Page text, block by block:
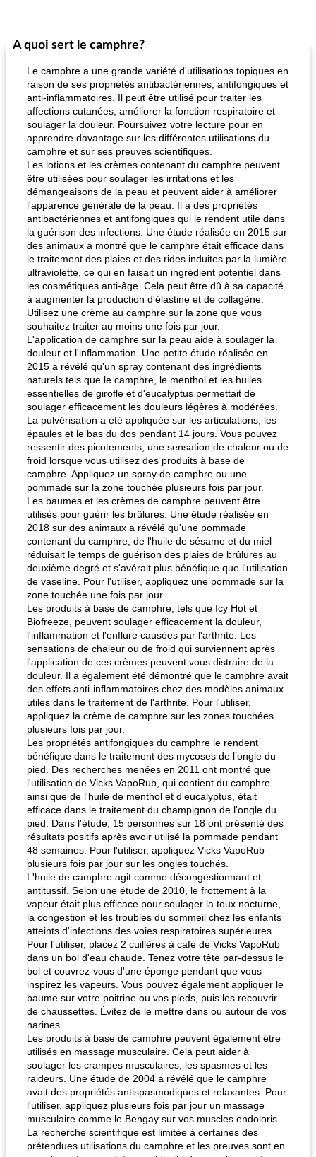
A quoi sert le camphre?
Le camphre a une grande variété d'utilisations topiques en
raison de ses propriétés antibactériennes, antifongiques et
anti-inflammatoires. Il peut être utilisé pour traiter les
affections cutanées, améliorer la fonction respiratoire et
soulager la douleur. Poursuivez votre lecture pour en
apprendre davantage sur les différentes utilisations du
camphre et sur ses preuves scientifiques.
Les lotions et les crèmes contenant du camphre peuvent
être utilisées pour soulager les irritations et les
démangeaisons de la peau et peuvent aider à améliorer
l'apparence générale de la peau. Il a des propriétés
antibactériennes et antifongiques qui le rendent utile dans
la guérison des infections. Une étude réalisée en 2015 sur
des animaux a montré que le camphre était efficace dans
le traitement des plaies et des rides induites par la lumière
ultraviolette, ce qui en faisait un ingrédient potentiel dans
les cosmétiques anti-âge. Cela peut être dû à sa capacité
à augmenter la production d'élastine et de collagène.
Utilisez une crème au camphre sur la zone que vous
souhaitez traiter au moins une fois par jour.
L'application de camphre sur la peau aide à soulager la
douleur et l'inflammation. Une petite étude réalisée en
2015 a révélé qu'un spray contenant des ingrédients
naturels tels que le camphre, le menthol et les huiles
essentielles de girofle et d'eucalyptus permettait de
soulager efficacement les douleurs légères à modérées.
La pulvérisation a été appliquée sur les articulations, les
épaules et le bas du dos pendant 14 jours. Vous pouvez
ressentir des picotements, une sensation de chaleur ou de
froid lorsque vous utilisez des produits à base de
camphre. Appliquez un spray de camphre ou une
pommade sur la zone touchée plusieurs fois par jour.
Les baumes et les crèmes de camphre peuvent être
utilisés pour guérir les brûlures. Une étude réalisée en
2018 sur des animaux a révélé qu'une pommade
contenant du camphre, de l'huile de sésame et du miel
réduisait le temps de guérison des plaies de brûlures au
deuxième degré et s'avérait plus bénéfique que l'utilisation
de vaseline. Pour l'utiliser, appliquez une pommade sur la
zone touchée une fois par jour.
Les produits à base de camphre, tels que Icy Hot et
Biofreeze, peuvent soulager efficacement la douleur,
l'inflammation et l'enflure causées par l'arthrite. Les
sensations de chaleur ou de froid qui surviennent après
l'application de ces crèmes peuvent vous distraire de la
douleur. Il a également été démontré que le camphre avait
des effets anti-inflammatoires chez des modèles animaux
utiles dans le traitement de l'arthrite. Pour l'utiliser,
appliquez la crème de camphre sur les zones touchées
plusieurs fois par jour.
Les propriétés antifongiques du camphre le rendent
bénéfique dans le traitement des mycoses de l’ongle du
pied. Des recherches menées en 2011 ont montré que
l'utilisation de Vicks VapoRub, qui contient du camphre
ainsi que de l'huile de menthol et d'eucalyptus, était
efficace dans le traitement du champignon de l'ongle du
pied. Dans l'étude, 15 personnes sur 18 ont présenté des
résultats positifs après avoir utilisé la pommade pendant
48 semaines. Pour l'utiliser, appliquez Vicks VapoRub
plusieurs fois par jour sur les ongles touchés.
L'huile de camphre agit comme décongestionnant et
antitussif. Selon une étude de 2010, le frottement à la
vapeur était plus efficace pour soulager la toux nocturne,
la congestion et les troubles du sommeil chez les enfants
atteints d'infections des voies respiratoires supérieures.
Pour l'utiliser, placez 2 cuillères à café de Vicks VapoRub
dans un bol d'eau chaude. Tenez votre tête par-dessus le
bol et couvrez-vous d'une éponge pendant que vous
inspirez les vapeurs. Vous pouvez également appliquer le
baume sur votre poitrine ou vos pieds, puis les recouvrir
de chaussettes. Évitez de le mettre dans ou autour de vos
narines.
Les produits à base de camphre peuvent également être
utilisés en massage musculaire. Cela peut aider à
soulager les crampes musculaires, les spasmes et les
raideurs. Une étude de 2004 a révélé que le camphre
avait des propriétés antispasmodiques et relaxantes. Pour
l'utiliser, appliquez plusieurs fois par jour un massage
musculaire comme le Bengay sur vos muscles endoloris.
La recherche scientifique est limitée à certaines des
prétendues utilisations du camphre et les preuves sont en